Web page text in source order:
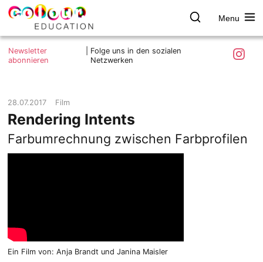
Skip
colour.education
Farbe
entdecken
Menu
Was ist colour.education?
Ziele und Mitmachen
Impressum
Datenschutzerklärung
Newsletter
abonnieren
Folge uns in den sozialen
Netzwerken
28.07.2017 Film
Rendering Intents
Farbumrechnung zwischen Farbprofilen
Ein Film von: Anja Brandt und Janina Maisler